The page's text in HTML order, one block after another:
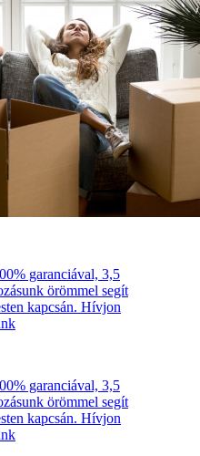
garanciával, 3,5
örömmel segít
kapcsán. Hívjon
garanciával, 3,5
örömmel segít
kapcsán. Hívjon